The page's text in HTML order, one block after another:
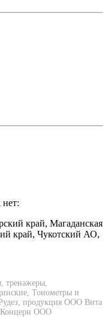
край, Магаданская
край, Чукотский АО,
тренажеры,
Тонометры и
продукция ООО Вита
Концерн ООО